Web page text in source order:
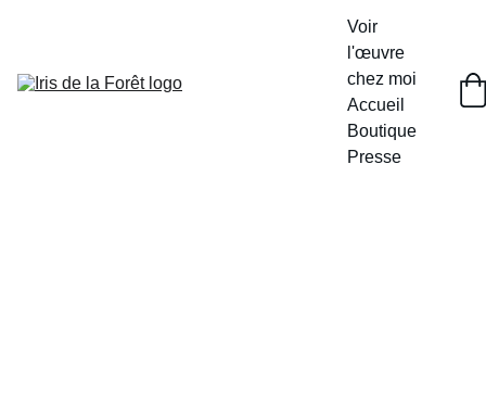
Voir
l'œuvre
chez moi
Accueil
Boutique
Presse